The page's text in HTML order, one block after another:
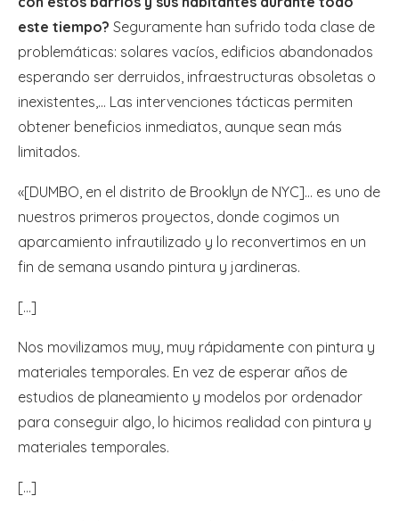
este tiempo? Seguramente han sufrido toda clase de
problemáticas: solares vacíos, edificios abandonados
esperando ser derruidos, infraestructuras obsoletas o
inexistentes,… Las intervenciones tácticas permiten
obtener beneficios inmediatos, aunque sean más
limitados.
«[DUMBO, en el distrito de Brooklyn de NYC]… es uno de
nuestros primeros proyectos, donde cogimos un
aparcamiento infrautilizado y lo reconvertimos en un
fin de semana usando pintura y jardineras.
[…]
Nos movilizamos muy, muy rápidamente con pintura y
materiales temporales. En vez de esperar años de
estudios de planeamiento y modelos por ordenador
para conseguir algo, lo hicimos realidad con pintura y
materiales temporales.
[…]